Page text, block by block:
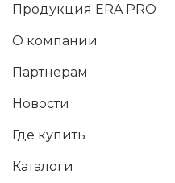
Продукция ERA PRO
О компании
Партнерам
Новости
Где купить
Каталоги